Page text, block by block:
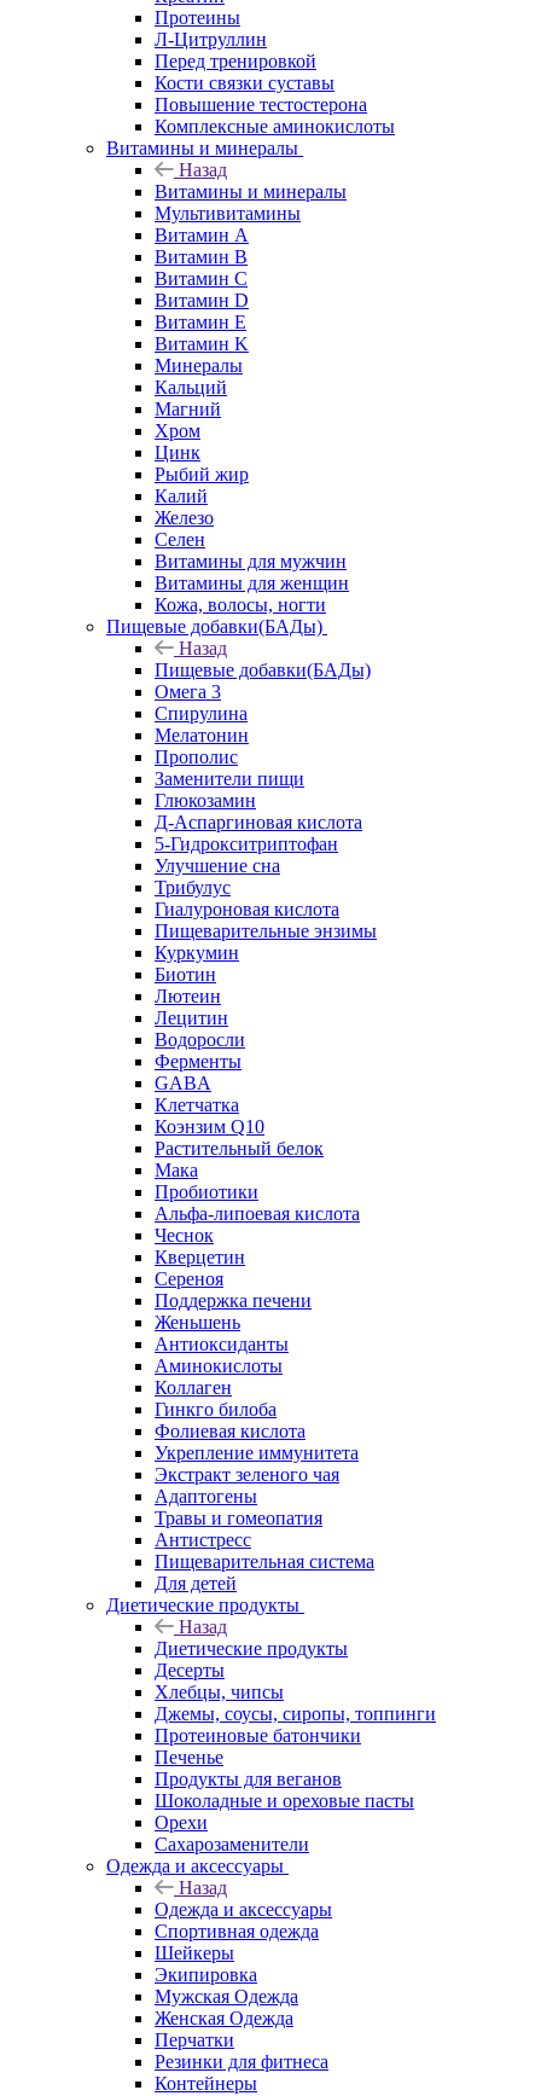
Протеины
Л-Цитруллин
Перед тренировкой
Кости связки суставы
Повышение тестостерона
Комплексные аминокислоты
Витамины и минералы
Назад
Витамины и минералы
Мультивитамины
Витамин A
Витамин B
Витамин C
Витамин D
Витамин E
Витамин K
Минералы
Кальций
Магний
Хром
Цинк
Рыбий жир
Калий
Железо
Селен
Витамины для мужчин
Витамины для женщин
Кожа, волосы, ногти
Пищевые добавки(БАДы)
Назад
Пищевые добавки(БАДы)
Омега 3
Спирулина
Мелатонин
Прополис
Заменители пищи
Глюкозамин
Д-Аспаргиновая кислота
5-Гидрокситриптофан
Улучшение сна
Трибулус
Гиалуроновая кислота
Пищеварительные энзимы
Куркумин
Биотин
Лютеин
Лецитин
Водоросли
Ферменты
GABA
Клетчатка
Коэнзим Q10
Растительный белок
Мака
Пробиотики
Альфа-липоевая кислота
Чеснок
Кверцетин
Сереноя
Поддержка печени
Женьшень
Антиоксиданты
Аминокислоты
Коллаген
Гинкго билоба
Фолиевая кислота
Укрепление иммунитета
Экстракт зеленого чая
Адаптогены
Травы и гомеопатия
Антистресс
Пищеварительная система
Для детей
Диетические продукты
Назад
Диетические продукты
Десерты
Хлебцы, чипсы
Джемы, соусы, сиропы, топпинги
Протеиновые батончики
Печенье
Продукты для веганов
Шоколадные и ореховые пасты
Орехи
Сахарозаменители
Одежда и аксессуары
Назад
Одежда и аксессуары
Спортивная одежда
Шейкеры
Экипировка
Мужская Одежда
Женская Одежда
Перчатки
Резинки для фитнеса
Контейнеры